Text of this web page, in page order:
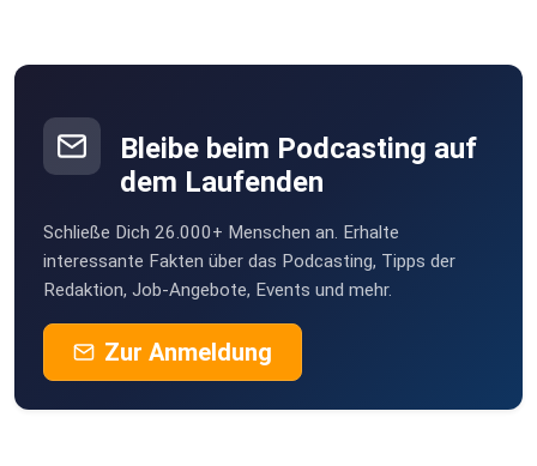
Bleibe beim Podcasting auf
dem Laufenden
Schließe Dich 26.000+ Menschen an. Erhalte
interessante Fakten über das Podcasting, Tipps der
Redaktion, Job-Angebote, Events und mehr.
Zur Anmeldung